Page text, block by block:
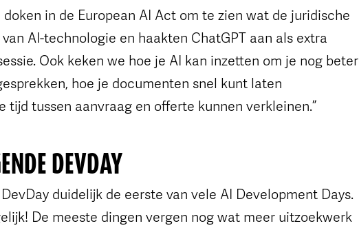
doken in de European AI Act om te zien wat de juridische
AI-technologie en haakten ChatGPT aan als extra
Ook keken we hoe je AI kan inzetten om je nog beter
hoe je documenten snel kunt laten
tijd tussen aanvraag en offerte kunnen verkleinen.”
DEVDAY
duidelijk de eerste van vele AI Development Days.
De meeste dingen vergen nog wat meer uitzoekwerk